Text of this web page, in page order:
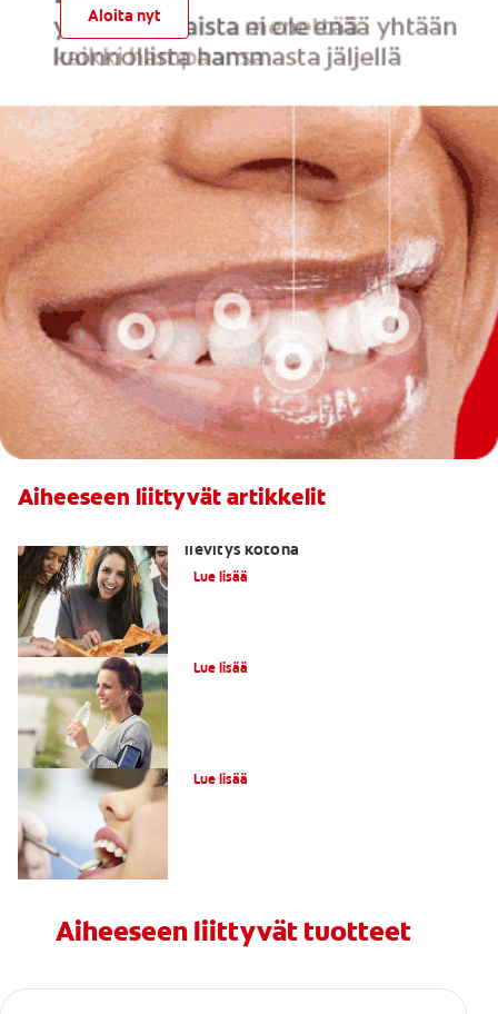
Aloita nyt
Aiheeseen liittyvät artikkelit
lievitys kotona
Lue lisää
Lue lisää
Lue lisää
Aiheeseen liittyvät tuotteet